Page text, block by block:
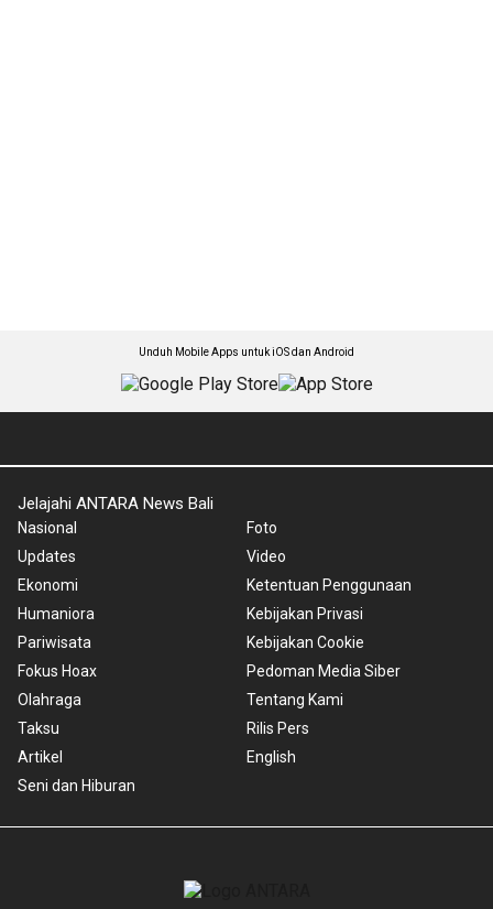
Unduh Mobile Apps untuk iOS dan Android
Jelajahi ANTARA News Bali
Nasional
Updates
Ekonomi
Humaniora
Pariwisata
Fokus Hoax
Olahraga
Taksu
Artikel
Seni dan Hiburan
Foto
Video
Ketentuan Penggunaan
Kebijakan Privasi
Kebijakan Cookie
Pedoman Media Siber
Tentang Kami
Rilis Pers
English